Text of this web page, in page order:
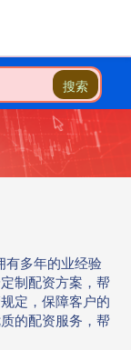
搜索
有多年的业经验
制配资方案，帮
定，保障客户的
的配资服务，帮